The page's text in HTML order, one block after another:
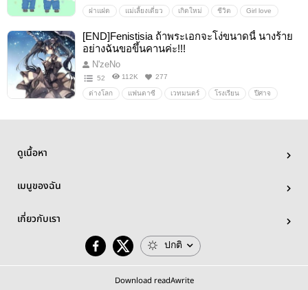
ฝาแฝด แม่เลี้ยงเดี่ยว เกิดใหม่ ชีวิต Girl love
[END]Fenistisia ถ้าพระเอกจะโง่ขนาดนี้ นางร้าย
อย่างฉันขอขึ้นคานค่ะ!!!
N'zeNo
52 112K 277
ต่างโลก แฟนตาซี เวทมนตร์ โรงเรียน ปีศาจ
ดูเนื้อหา
เมนูของฉัน
เกี่ยวกับเรา
ปกติ
Download readAwrite